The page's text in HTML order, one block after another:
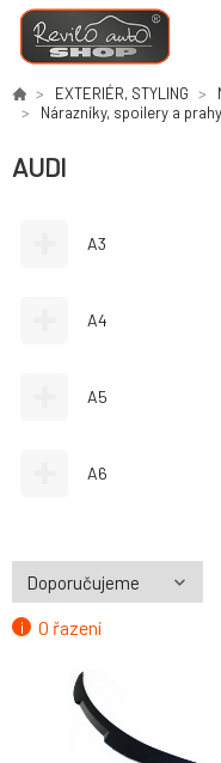
EXTERIÉR, STYLING
Nárazníky, spoilery a
AUDI
A3
A4
A5
A6
O řazení